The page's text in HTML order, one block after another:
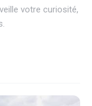
votre curiosité,